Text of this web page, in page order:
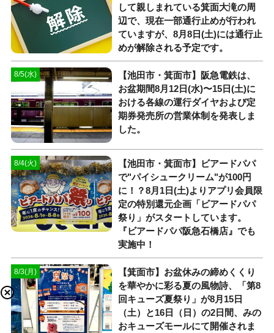
して親しまれている箕面大滝の周
辺で、現在一部通行止めが行われ
ていますが、8月8日(土)には通行止
めが解除される予定です。
8/5(水)
【池田市・箕面市】阪急電鉄は、
お盆期間8月12日(水)〜15日(土)に
おける各線の運行ダイヤおよび定
期券発売所の営業体制を発表しま
した。
8/4(火)
【池田市・箕面市】ビアードパパ
で"パイシュークリーム"が100円
に！？8月1日(土)よりアプリ会員限
定の特別還元企画「ビアードパパ
祭り」がスタートしています。
『ビアードパパ阪急石橋店』でも
実施中！
8/3(月)
【箕面市】お盆休みの締めくくり
を華やかに彩る夏の風物詩、「第8
回キューズ夏祭り」が8月15日
（土）と16日（日）の2日間、みの
おキューズモールにて開催されま